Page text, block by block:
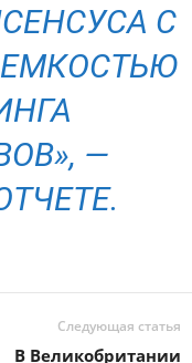
С
—
Следующая статья
В Великобритании